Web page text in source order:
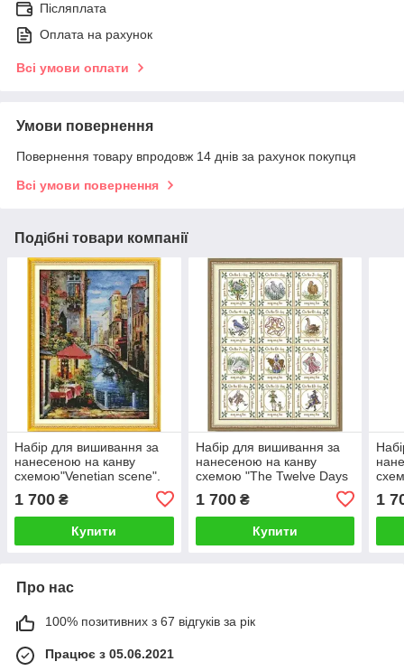
Післяплата
Оплата на рахунок
Всі умови оплати
Умови повернення
Повернення товару впродовж 14 днів за рахунок покупця
Всі умови повернення
Подібні товари компанії
Набір для вишивання за
нанесеною на канву
схемою"Venetian scene".
AIDA 14CT printed 55*72
см
1 700 ₴
Купити
Набір для вишивання за
нанесеною на канву
схемою "The Twelve Days
of Christmas". AIDA 14CT
printed, 64*82 см
1 700₴
Купити
см
1
Про нас
100% позитивних з 67 відгуків за рік
Працює з 05.06.2021